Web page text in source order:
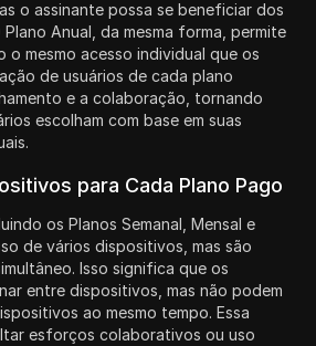
o assinante possa se beneficiar dos
Anual, da mesma forma, permite
o mesmo acesso individual que os
de usuários de cada plano
e a colaboração, tornando
escolham com base em suas
para Cada Plano Pago
os Planos Semanal, Mensal e
de vários dispositivos, mas são
Isso significa que os
entre dispositivos, mas não podem
ao mesmo tempo. Essa
esforços colaborativos ou uso